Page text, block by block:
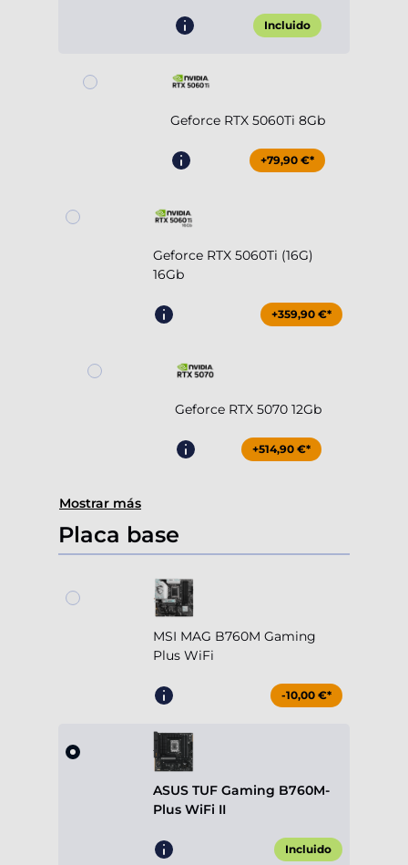
Incluido
Geforce RTX 5060Ti 8Gb
+79,90 €*
Geforce RTX 5060Ti (16G)
16Gb
+359,90 €*
Geforce RTX 5070 12Gb
+514,90 €*
Mostrar más
Placa base
MSI MAG B760M Gaming
Plus WiFi
-10,00 €*
ASUS TUF Gaming B760M-
Plus WiFi II
Incluido